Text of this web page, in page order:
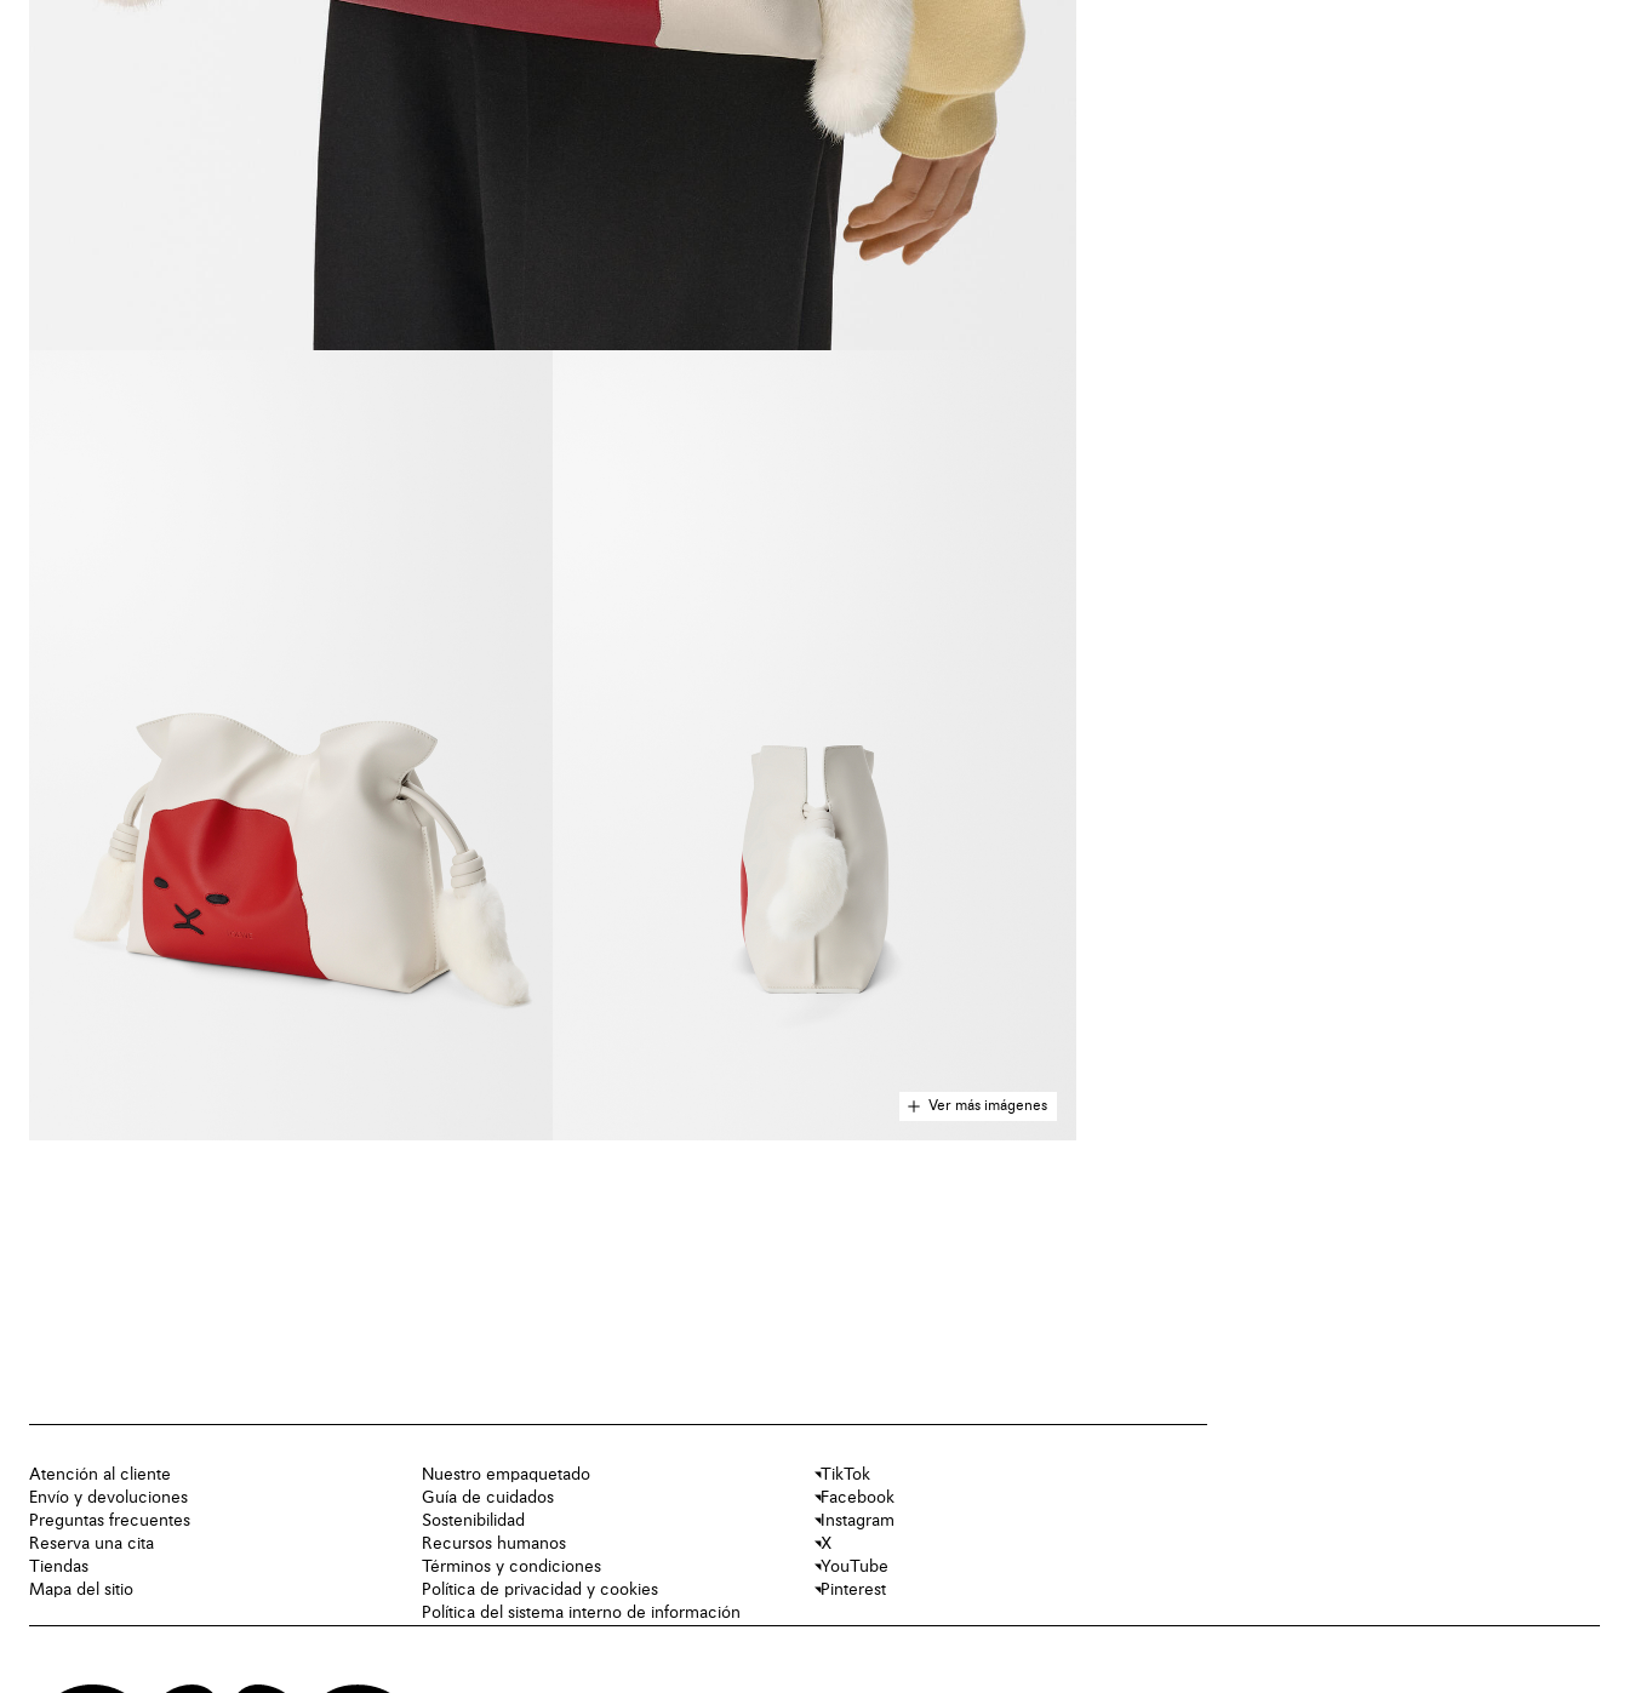
Ver más imágenes
Atención al cliente
Envío y devoluciones
Preguntas frecuentes
Reserva una cita
Tiendas
Mapa del sitio
Nuestro empaquetado
Guía de cuidados
Sostenibilidad
Recursos humanos
Términos y condiciones
Política de privacidad y cookies
Política del sistema interno de información
TikTok
Facebook
Instagram
X
YouTube
Pinterest